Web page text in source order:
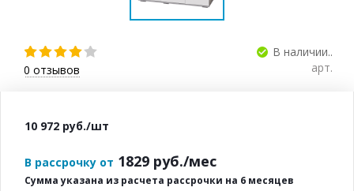
0 отзывов
В наличии..
арт.
10 972 руб./шт
В рассрочку от 1829 руб./мес
Сумма указана из расчета рассрочки на 6 месяцев